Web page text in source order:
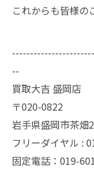
これからも皆様の
--
買取大吉 盛岡店
〒020-0822
岩手県盛岡市茶畑
フリーダイヤル :
固定電話：019-